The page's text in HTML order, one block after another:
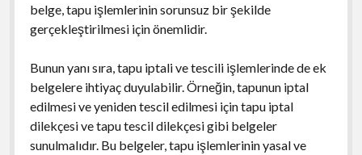
belge, tapu işlemlerinin sorunsuz bir şekilde
gerçekleştirilmesi için önemlidir.
Bunun yanı sıra, tapu iptali ve tescili işlemlerinde de ek
belgelere ihtiyaç duyulabilir. Örneğin, tapunun iptal
edilmesi ve yeniden tescil edilmesi için tapu iptal
dilekçesi ve tapu tescil dilekçesi gibi belgeler
sunulmalıdır. Bu belgeler, tapu işlemlerinin yasal ve